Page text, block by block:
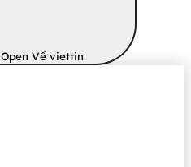
Open Về viettin